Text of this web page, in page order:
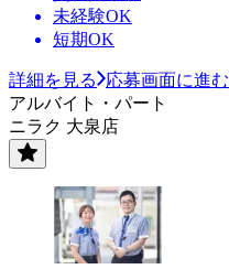
未経験OK
短期OK
詳細を見る
応募画面に進む
アルバイト・パート
ニラク 大泉店